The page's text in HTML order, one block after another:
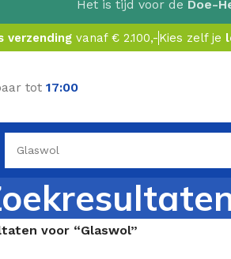
Het is tijd voor de Doe-
verzending vanaf € 2.100,-Kies zelf je
tot 17:00
voor “Glaswol”